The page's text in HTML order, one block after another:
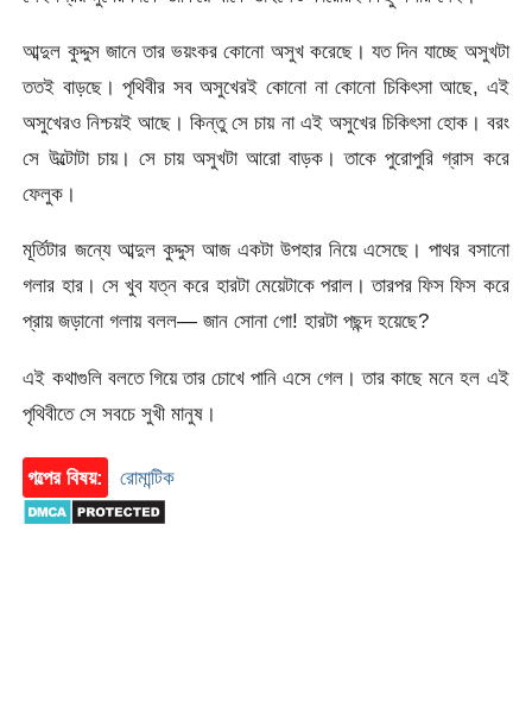
আব্দুল কুদ্দুস জানে তার ভয়ংকর কোনো অসুখ করেছে। যত দিন যাচ্ছে অসুখটা
ততই বাড়ছে। পৃথিবীর সব অসুখেরই কোনো না কোনো চিকিৎসা আছে, এই
অসুখেরও নিশ্চয়ই আছে। কিন্তু সে চায় না এই অসুখের চিকিৎসা হোক। বরং
সে উল্টোটা চায়। সে চায় অসুখটা আরো বাড়ক। তাকে পুরোপুরি গ্রাস করে
ফেলুক।
মূর্তিটার জন্যে আব্দুল কুদ্দুস আজ একটা উপহার নিয়ে এসেছে। পাথর বসানো
গলার হার। সে খুব যত্ন করে হারটা মেয়েটাকে পরাল। তারপর ফিস ফিস করে
প্রায় জড়ানো গলায় বলল— জান সোনা গো! হারটা পছন্দ হয়েছে?
এই কথাগুলি বলতে গিয়ে তার চোখে পানি এসে গেল। তার কাছে মনে হল এই
পৃথিবীতে সে সবচে সুখী মানুষ।
গল্পের বিষয়: রোমান্টিক